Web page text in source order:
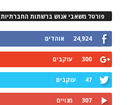
פורטל משאבי אנוש ברשתות החברתיות
24,924 אוהדים
300 עוקבים
47 עוקבים
307 מנויים